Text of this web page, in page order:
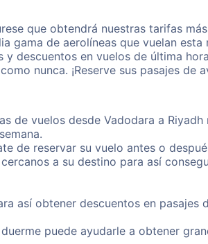
que obtendrá nuestras tarifas
gama de aerolíneas que vuelan esta
descuentos en vuelos de última
nunca. ¡Reserve sus pasajes de
de vuelos desde Vadodara a Riyadh
de reservar su vuelo antes o
a su destino para así
así obtener descuentos en pasajes
puede ayudarle a obtener